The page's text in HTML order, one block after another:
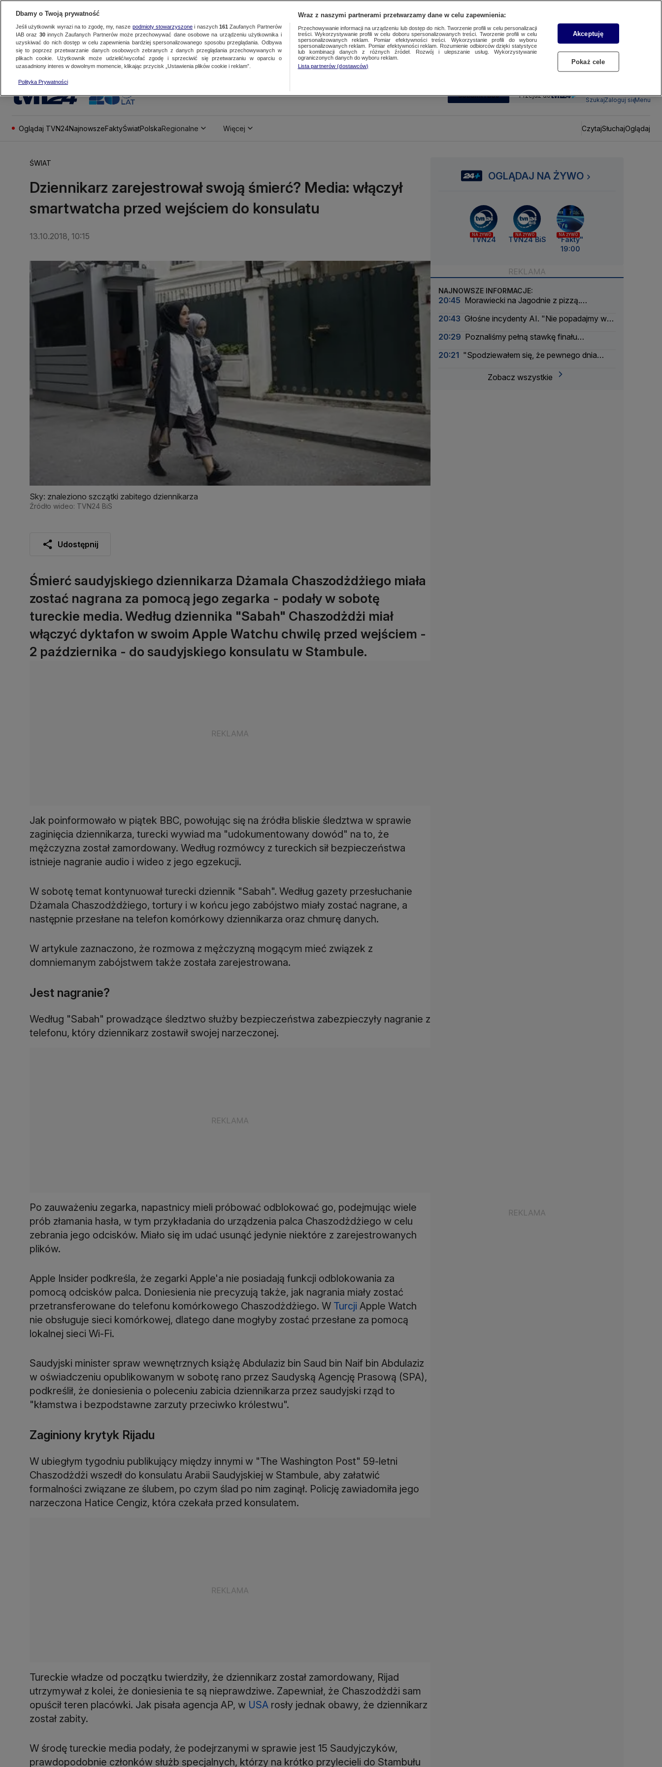
SUBSKRYBUJ Przejdź do
SzukajZaloguj sięMenu
Oglądaj TVN24NajnowszeFaktyŚwiatPolskaRegionalne Więcej CzytajSłuchajOglądaj
ŚWIAT
Dziennikarz zarejestrował swoją śmierć? Media: włączył
smartwatcha przed wejściem do konsulatu
13.10.2018, 10:15
Sky: znaleziono szczątki zabitego dziennikarza
Źródło wideo: TVN24 BiS
Udostępnij
Śmierć saudyjskiego dziennikarza Dżamala Chaszodżdżiego miała
zostać nagrana za pomocą jego zegarka - podały w sobotę
tureckie media. Według dziennika "Sabah" Chaszodżdżi miał
włączyć dyktafon w swoim Apple Watchu chwilę przed wejściem -
2 października - do saudyjskiego konsulatu w Stambule.
Jak poinformowało w piątek BBC, powołując się na źródła bliskie śledztwa w sprawie
zaginięcia dziennikarza, turecki wywiad ma "udokumentowany dowód" na to, że
mężczyzna został zamordowany. Według rozmówcy z tureckich sił bezpieczeństwa
istnieje nagranie audio i wideo z jego egzekucji.
W sobotę temat kontynuował turecki dziennik "Sabah". Według gazety przesłuchanie
Dżamala Chaszodżdżiego, tortury i w końcu jego zabójstwo miały zostać nagrane, a
następnie przesłane na telefon komórkowy dziennikarza oraz chmurę danych.
W artykule zaznaczono, że rozmowa z mężczyzną mogącym mieć związek z
domniemanym zabójstwem także została zarejestrowana.
Jest nagranie?
Według "Sabah" prowadzące śledztwo służby bezpieczeństwa zabezpieczyły nagranie z
telefonu, który dziennikarz zostawił swojej narzeczonej.
Po zauważeniu zegarka, napastnicy mieli próbować odblokować go, podejmując wiele
prób złamania hasła, w tym przykładania do urządzenia palca Chaszodżdżiego w celu
zebrania jego odcisków. Miało się im udać usunąć jedynie niektóre z zarejestrowanych
plików.
Apple Insider podkreśla, że zegarki Apple'a nie posiadają funkcji odblokowania za
pomocą odcisków palca. Doniesienia nie precyzują także, jak nagrania miały zostać
przetransferowane do telefonu komórkowego Chaszodżdżiego. W Turcji Apple Watch
nie obsługuje sieci komórkowej, dlatego dane mogłyby zostać przesłane za pomocą
lokalnej sieci Wi-Fi.
Saudyjski minister spraw wewnętrznych książę Abdulaziz bin Saud bin Naif bin Abdulaziz
w oświadczeniu opublikowanym w sobotę rano przez Saudyską Agencję Prasową (SPA),
podkreślił, że doniesienia o poleceniu zabicia dziennikarza przez saudyjski rząd to
"kłamstwa i bezpodstawne zarzuty przeciwko królestwu".
Zaginiony krytyk Rijadu
W ubiegłym tygodniu publikujący między innymi w "The Washington Post" 59-letni
Chaszodżdżi wszedł do konsulatu Arabii Saudyjskiej w Stambule, aby załatwić
formalności związane ze ślubem, po czym ślad po nim zaginął. Policję zawiadomiła jego
narzeczona Hatice Cengiz, która czekała przed konsulatem.
Tureckie władze od początku twierdziły, że dziennikarz został zamordowany, Rijad
utrzymywał z kolei, że doniesienia te są nieprawdziwe. Zapewniał, że Chaszodżdżi sam
opuścił teren placówki. Jak pisała agencja AP, w USA rosły jednak obawy, że dziennikarz
został zabity.
W środę tureckie media podały, że podejrzanymi w sprawie jest 15 Saudyjczyków,
prawdopodobnie członków służb specjalnych, którzy na krótko przylecieli do Stambułu
OGLĄDAJ NA ŻYWO
NA ŻYWO
TVN24
NA ŻYWO
TVN24 BiS
NA ŻYWO
"Fakty"
19:00
NAJNOWSZE INFORMACJE:
20:45 Morawiecki na Jagodnie z pizzą.
20:43 Głośne incydenty AI. "Nie popadajmy w
20:29 Poznaliśmy pełną stawkę finału
20:21 "Spodziewałem się, że pewnego dnia
Zobacz wszystkie
Dbamy o Twoją prywatność
Jeśli użytkownik wyrazi na to zgodę, my, nasze podmioty stowarzyszonei naszych 161 Zaufanych Partnerów
IAB oraz 30innych Zaufanych Partnerów może przechowywać dane osobowe na urządzeniu użytkownika i
uzyskiwać do nich dostęp w celu zapewnienia bardziej spersonalizowanego sposobu przeglądania. Odbywa
się to poprzez przetwarzanie danych osobowych zebranych z danych przeglądania przechowywanych w
plikach cookie. Użytkownik może udzielić/wycofać zgodę i sprzeciwić się przetwarzaniu w oparciu o
uzasadniony interes w dowolnym momencie, klikając przycisk „Ustawienia plików cookie i reklam”.
Polityka Prywatności
Wraz z naszymi partnerami przetwarzamy dane w celu zapewnienia:
Przechowywanie informacji na urządzeniu lub dostęp do nich. Tworzenie profili w celu personalizacji
treści. Wykorzystywanie profili w celu doboru spersonalizowanych treści. Tworzenie profili w celu
spersonalizowanych reklam. Pomiar efektywności treści. Wykorzystanie profili do wyboru
spersonalizowanych reklam. Pomiar efektywności reklam. Rozumienie odbiorców dzięki statystyce
lub kombinacji danych z różnych źródeł. Rozwój i ulepszanie usług. Wykorzystywanie
ograniczonych danych do wyboru reklam.
Lista partnerów (dostawców)
Akceptuję
Pokaż cele